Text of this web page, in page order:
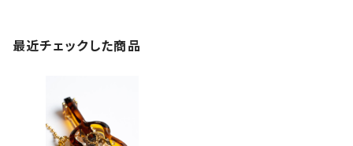
最近チェックした商品